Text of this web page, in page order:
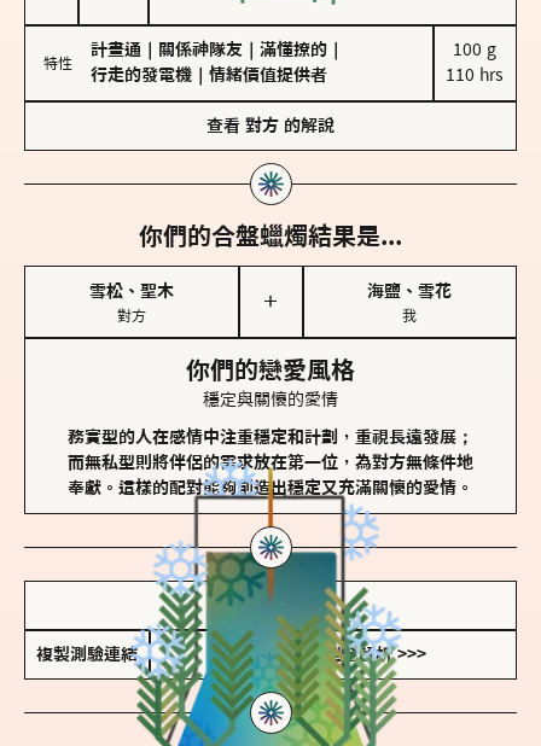
特性
計畫通 關係神隊友 滿懂撩的
行走的發電機
情緒價值提供者
100 g
110 hrs
查看 對方 的解說
你們的合盤蠟燭結果是...
雪松、聖木
對方
＋
海鹽、雪花
我
你們的戀愛風格
穩定與關懷的愛情
務實型的人在感情中注重穩定和計劃，重視長遠發展；
而無私型則將伴侶的需求放在第一位，為對方無條件地
奉獻。這樣的配對能夠創造出穩定又充滿關懷的愛情。
儲存我的結果圖
複製測驗連結 查看香氛類型全解析 >>>